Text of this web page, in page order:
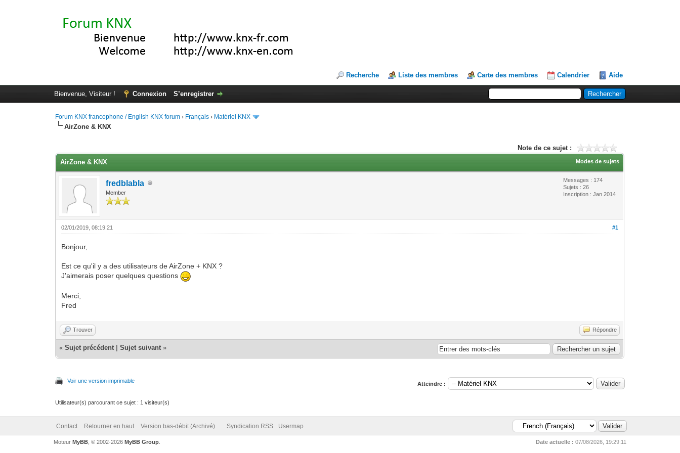
Recherche Liste des membres Carte des membres Calendrier Aide
Bienvenue, Visiteur ! Connexion S’enregistrer
Forum KNX francophone / English KNX forum › Français › Matériel KNX
AirZone & KNX
Note de ce sujet :
Modes de sujets
AirZone & KNX
fredblabla
Member
Messages : 174
Sujets : 26
Inscription : Jan 2014
#1
02/01/2019, 08:19:21
Bonjour,
Est ce qu'il y a des utilisateurs de AirZone + KNX ?
J'aimerais poser quelques questions
Merci,
Fred
Trouver Répondre
«Sujet précédent |Sujet suivant »
Voir une version imprimable Atteindre :
Utilisateur(s) parcourant ce sujet : 1 visiteur(s)
Contact Retourner en haut Version bas-débit (Archivé) Syndication RSS Usermap
Date actuelle : 07/08/2026, 19:29:11
Moteur MyBB, © 2002-2026 MyBB Group.